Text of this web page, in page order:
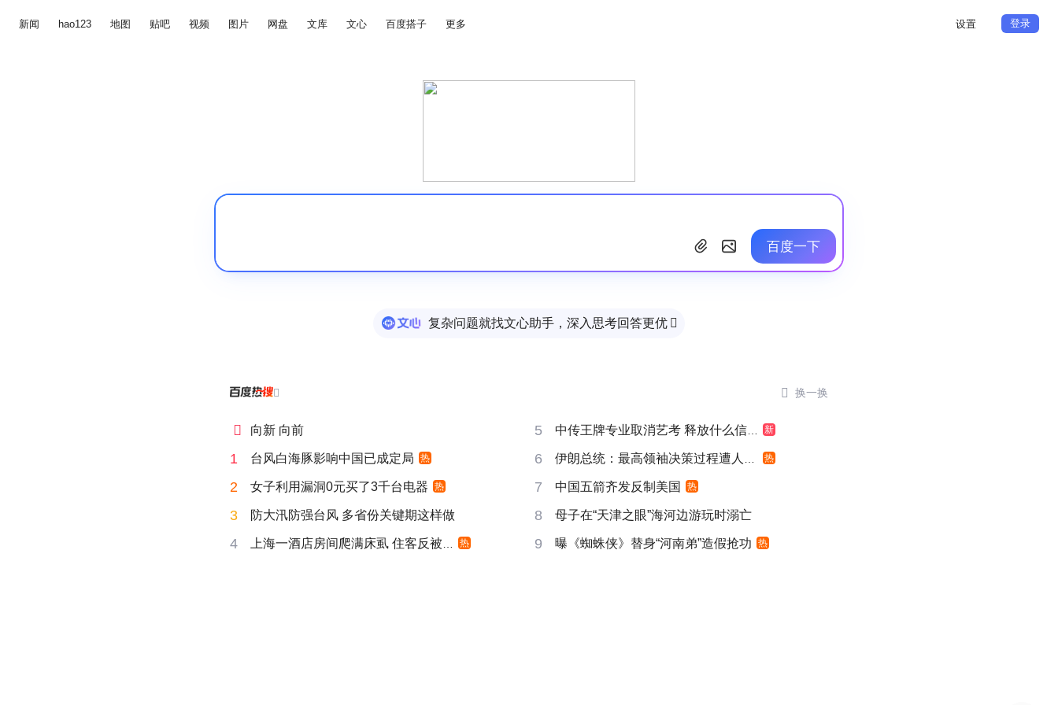
新闻 hao123 地图 贴吧 视频 图片 网盘 文库 文心 百度搭子 更多 设置 登录
百度一下
复杂问题就找文心助手，深入思考回答更优 
  换一换
 向新 向前 5 中传王牌专业取消艺考 释放什么信号 新
1 台风白海豚影响中国已成定局 热 6 伊朗总统：最高领袖决策过程遭人利用 热
2 女子利用漏洞0元买了3千台电器 热 7 中国五箭齐发反制美国 热
3 防大汛防强台风 多省份关键期这样做 8 母子在“天津之眼”海河边游玩时溺亡
4 上海一酒店房间爬满床虱 住客反被怼 热 9 曝《蜘蛛侠》替身“河南弟”造假抢功 热